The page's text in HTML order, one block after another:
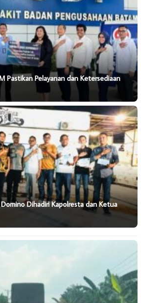
Pastikan Pelayanan dan Ketersediaan
Dihadiri Kapolresta dan Ketua